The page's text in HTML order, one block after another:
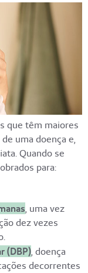
que têm maiores
uma doença e,
Quando se
para:
, uma vez
dez vezes
(DBP), doença
decorrentes